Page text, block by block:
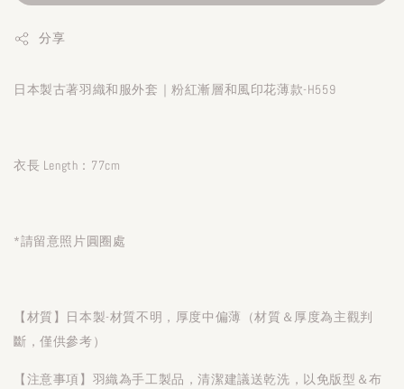
分享
日本製古著羽織和服外套｜粉紅漸層和風印花薄款-H559
衣長 Length：77cm
*請留意照片圓圈處
【材質】日本製-材質不明，厚度中偏薄（材質＆厚度為主觀判
斷，僅供參考）
【注意事項】羽織為手工製品，清潔建議送乾洗，以免版型＆布